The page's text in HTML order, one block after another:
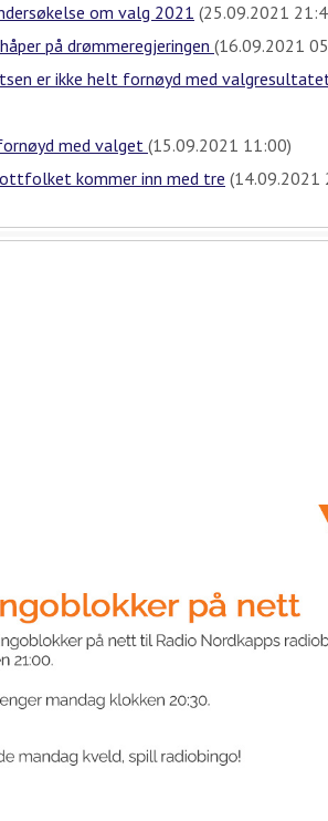
om valg 2021 (25.09.2021
på drømmeregjeringen (16.09.2021
er ikke helt fornøyd med
med valget (15.09.2021 11:00)
kommer inn med tre (14.09.2021